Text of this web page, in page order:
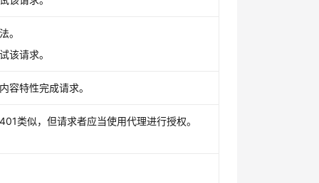
。
该请求。
容特性完成请求。
类似，但请求者应当使用代理进行授权。